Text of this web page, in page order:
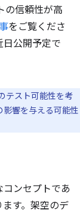
の信頼性が高
をご覧くださ
日公開予定で
テスト可能性を考
影響を与える可能性
コンセプトであ
す。架空のデ